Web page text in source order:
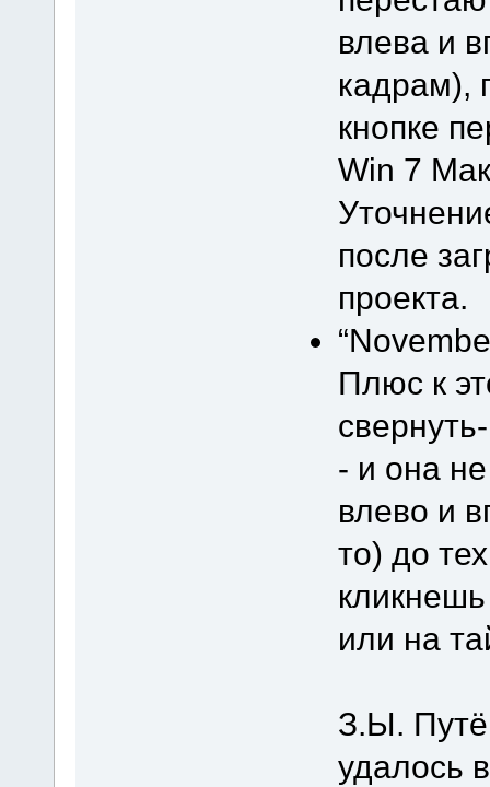
влева и
кадрам),
кнопке
Win 7
после
проекта.
Плюс к
- и она
влево и
то) до
или на
З.Ы.
удалось